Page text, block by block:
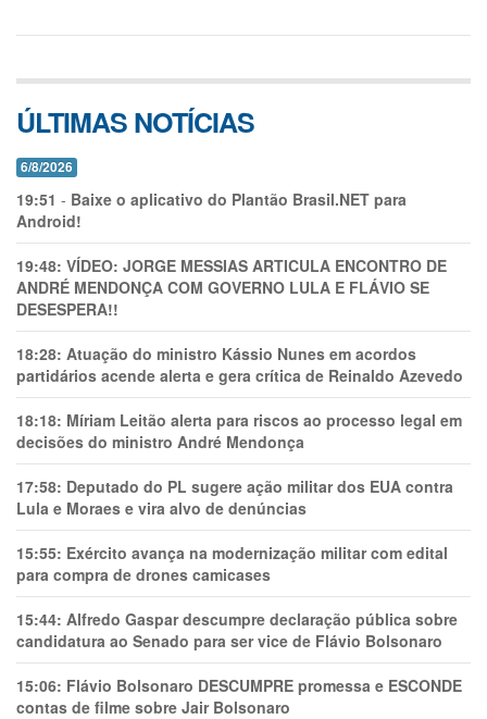
ÚLTIMAS NOTÍCIAS
6/8/2026
19:51 - Baixe o aplicativo do Plantão Brasil.NET para
Android!
19:48: VÍDEO: JORGE MESSIAS ARTICULA ENCONTRO DE
ANDRÉ MENDONÇA COM GOVERNO LULA E FLÁVIO SE
DESESPERA!!
18:28: Atuação do ministro Kássio Nunes em acordos
partidários acende alerta e gera crítica de Reinaldo Azevedo
18:18: Míriam Leitão alerta para riscos ao processo legal em
decisões do ministro André Mendonça
17:58: Deputado do PL sugere ação militar dos EUA contra
Lula e Moraes e vira alvo de denúncias
15:55: Exército avança na modernização militar com edital
para compra de drones camicases
15:44: Alfredo Gaspar descumpre declaração pública sobre
candidatura ao Senado para ser vice de Flávio Bolsonaro
15:06: Flávio Bolsonaro DESCUMPRE promessa e ESCONDE
contas de filme sobre Jair Bolsonaro